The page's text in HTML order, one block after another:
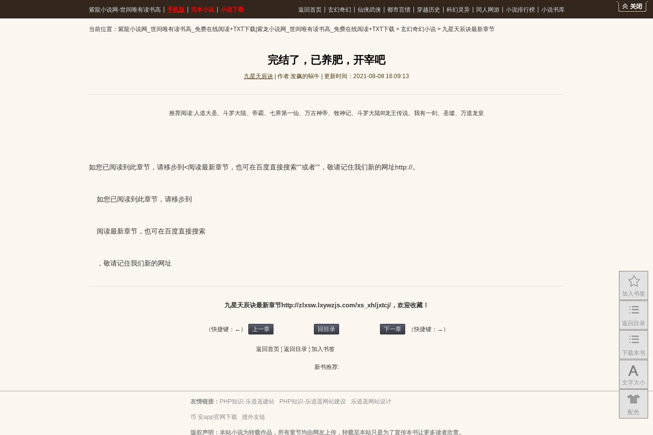
紫龍小说网-世间唯有读书高 手机版 完本小说 小说下载 返回首页 玄幻奇幻 仙侠武侠 都市言情 穿越历史 科幻灵异 同人网游 小说排行榜 小说书库
当前位置： 紫龍小说网_世间唯有读书高_免费在线阅读+TXT下载|紫龙小说网_世间唯有读书高_免费在线阅读+TXT下载> 玄幻奇幻小说> 九星天辰诀最新章节
完结了，已养肥，开宰吧
九星天辰诀 | 作者:发飙的蜗牛 | 更新时间：2021-08-08 16:09:13
推荐阅读:人道大圣、 斗罗大陆、 帝霸、 七界第一仙、 万古神帝、 牧神记、 斗罗大陆III龙王传说、 我有一剑 、 圣墟、 万道龙皇
如您已阅读到此章节，请移步到<阅读最新章节，也可在百度直接搜索“”或者“”，敬请记住我们新的网址http://。
如您已阅读到此章节，请移步到
阅读最新章节，也可在百度直接搜索
，敬请记住我们新的网址
九星天辰诀最新章节http://zlxsw.lxywzjs.com/xs_xh/jxtcj/，欢迎收藏！
（快捷键：←） 上一章 回目录 下一章 （快捷键：→）
返回首页¦ 返回目录¦ 加入书签
新书推荐:
友情链接： PHP知识-乐逍遥建站 PHP知识-乐逍遥网站建设 乐逍遥网站设计
币 安app官网下载 搜外友链
版权声明：本站小说为转载作品，所有章节均由网友上传，转载至本站只是为了宣传本书让更多读者欣赏。
加入书签
返回目录
下载本书
文字大小
配色